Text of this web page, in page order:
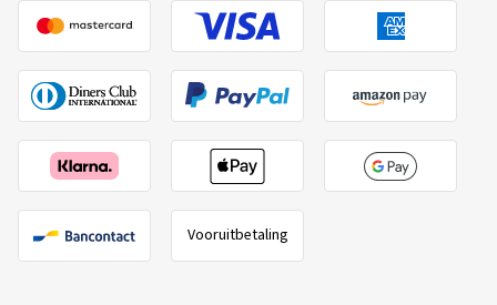
Vooruitbetaling